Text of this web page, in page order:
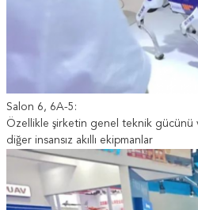
Salon 6, 6A-5:
Özellikle şirketin genel teknik gücünü
diğer insansız akıllı ekipmanlar